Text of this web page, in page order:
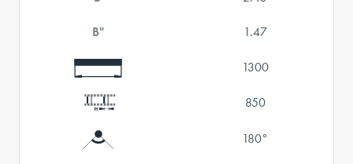
B" 1.47
1300
850
180°